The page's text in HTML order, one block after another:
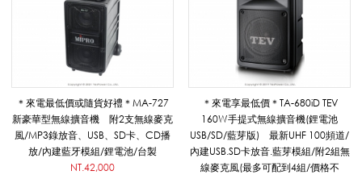
7
＊來電最低價或隨貨好禮＊MA-727
新豪華型無線擴音機 附2支無線麥克
風/MP3錄放音、USB、SD卡、CD播
放/內建藍牙模組/鋰電池/台製
NT.42,000
＊來電享最低價＊TA-680iD TEV
160W手提式無線擴音機(鋰電池
USB/SD/藍芽版) 最新UHF 100頻道/
內建USB.SD卡放音.藍芽模組/附2組無
線麥克風(最多可配到4組/價格不